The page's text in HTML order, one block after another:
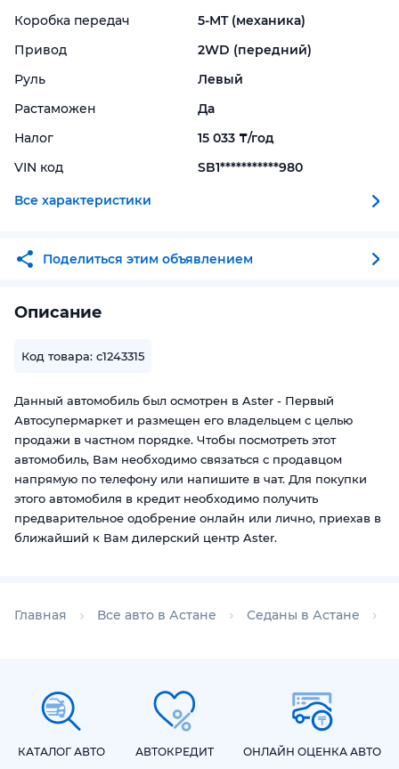
Коробка передач
5-MT (механика)
Привод
2WD (передний)
Руль
Левый
Растаможен
Да
Налог
15 033 ₸/год
VIN код
SB1***********980
Все характеристики
Поделиться этим объявлением
Описание
Код товара: c1243315
Данный автомобиль был осмотрен в Aster - Первый
Автосупермаркет и размещен его владельцем с целью
продажи в частном порядке. Чтобы посмотреть этот
автомобиль, Вам необходимо связаться с продавцом
напрямую по телефону или напишите в чат. Для покупки
этого автомобиля в кредит необходимо получить
предварительное одобрение онлайн или лично, приехав в
ближайший к Вам дилерский центр Aster.
Главная Все авто в Астане Седаны в Астане
КАТАЛОГ АВТО АВТОКРЕДИТ ОНЛАЙН ОЦЕНКА АВТО